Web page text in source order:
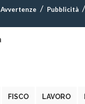
Avvertenze Pubblicità
FISCO LAVORO